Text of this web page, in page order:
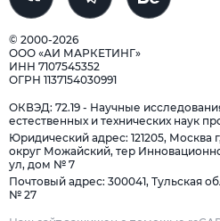
© 2000-2026
ООО «АИ МАРКЕТИНГ»
ИНН 7107545352
ОГРН 1137154030991
ОКВЭД: 72.19 - Научные
естественных и технических наук
Юридический адрес: 121205, Москва
округ Можайский, тер
ул, дом № 7
Почтовый адрес: 300041, Тульская
№ 27